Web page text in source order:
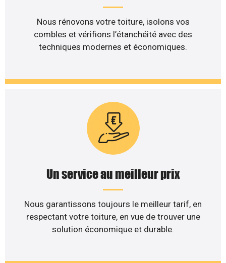
Nous rénovons votre toiture, isolons vos
combles et vérifions l’étanchéité avec des
techniques modernes et économiques.
Un service au meilleur prix
Nous garantissons toujours le meilleur tarif, en
respectant votre toiture, en vue de trouver une
solution économique et durable.